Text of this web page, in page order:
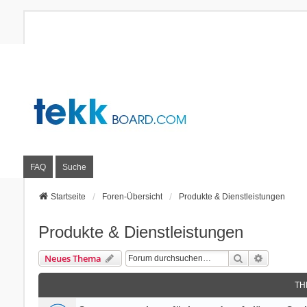
FAQ Suche
Startseite Foren-Übersicht Produkte & Dienstleistungen
Produkte & Dienstleistungen
Neues Thema Suche